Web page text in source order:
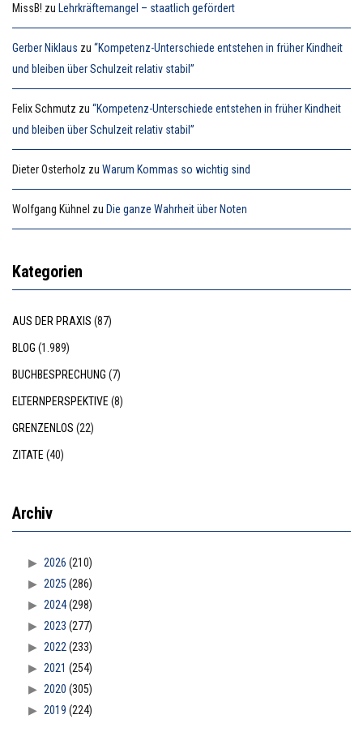
MissB! zu Lehrkräftemangel – staatlich gefördert
Gerber Niklaus zu “Kompetenz-Unterschiede entstehen in früher Kindheit
und bleiben über Schulzeit relativ stabil”
Felix Schmutz zu “Kompetenz-Unterschiede entstehen in früher Kindheit
und bleiben über Schulzeit relativ stabil”
Dieter Osterholz zu Warum Kommas so wichtig sind
Wolfgang Kühnel zu Die ganze Wahrheit über Noten
Kategorien
AUS DER PRAXIS (87)
BLOG (1.989)
BUCHBESPRECHUNG (7)
ELTERNPERSPEKTIVE (8)
GRENZENLOS (22)
ZITATE (40)
Archiv
2026 (210)
2025 (286)
2024(298)
2023 (277)
2022 (233)
2021 (254)
2020 (305)
2019 (224)